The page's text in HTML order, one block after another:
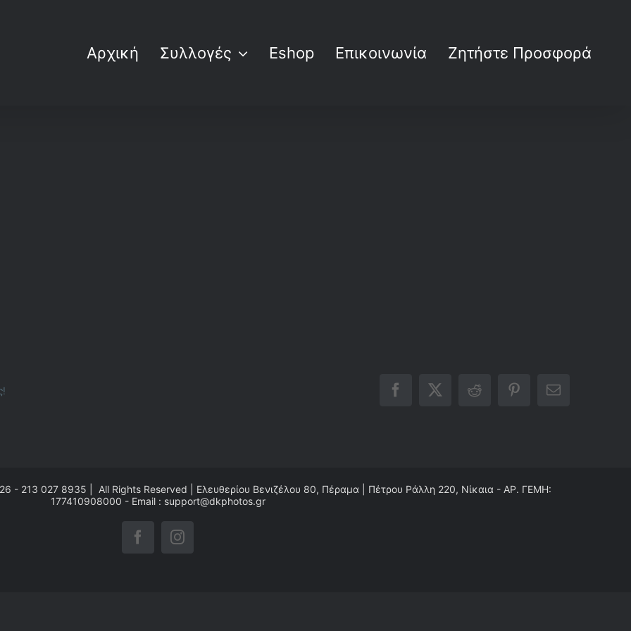
Αρχική Συλλογές Eshop Επικοινωνία Ζητήστε Προσφορά
Facebook
X RedditPinterestEmail
- 213 027 8935 | All Rights Reserved | Ελευθερίου Βενιζέλου 80, Πέραμα | Πέτρου Ράλλη 220, Νίκαια - ΑΡ. ΓΕΜΗ:
177410908000 - Email : support@dkphotos.gr
FacebookInstagram